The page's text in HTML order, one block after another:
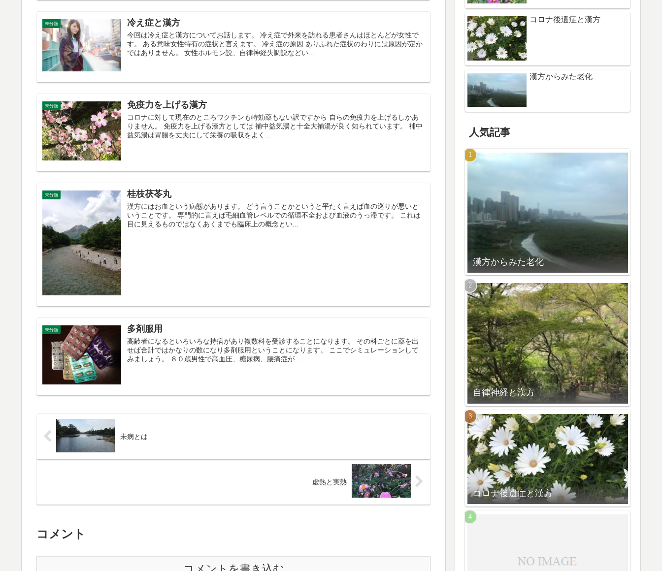
未分類 冷え症と漢方
今回は冷え症と漢方についてお話します。 冷え症で外来を訪れる患者さんはほとんどが女性で
す。 ある意味女性特有の症状と言えます。 冷え症の原因 ありふれた症状のわりには原因が定か
ではありません。 女性ホルモン説、自律神経失調説などい...
未分類 免疫力を上げる漢方
コロナに対して現在のところワクチンも特効薬もない訳ですから 自らの免疫力を上げるしかあ
りません。 免疫力を上げる漢方としては 補中益気湯と十全大補湯が良く知られています。 補中
益気湯は胃腸を丈夫にして栄養の吸収をよく...
未分類 桂枝茯苓丸
漢方にはお血という病態があります。 どう言うことかというと平たく言えば血の巡りが悪いと
いうことです。 専門的に言えば毛細血管レベルでの循環不全および血液のうっ滞です。 これは
目に見えるものではなくあくまでも臨床上の概念とい...
未分類 多剤服用
高齢者になるといろいろな持病があり複数科を受診することになります。 その科ごとに薬を出
せば合計ではかなりの数になり多剤服用ということになります。 ここでシミュレーションして
みましょう。 ８０歳男性で高血圧、糖尿病、腰痛症が...
未病とは
虚熱と実熱
コメント
コロナ後遺症と漢方
漢方からみた老化
人気記事
漢方からみた老化
自律神経と漢方
コロナ後遺症と漢方